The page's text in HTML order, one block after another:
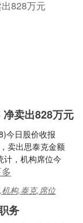
卖出828万元
今日股价收报
卖出思泰克金额
计，机构席位今
构,泰克,席位
务